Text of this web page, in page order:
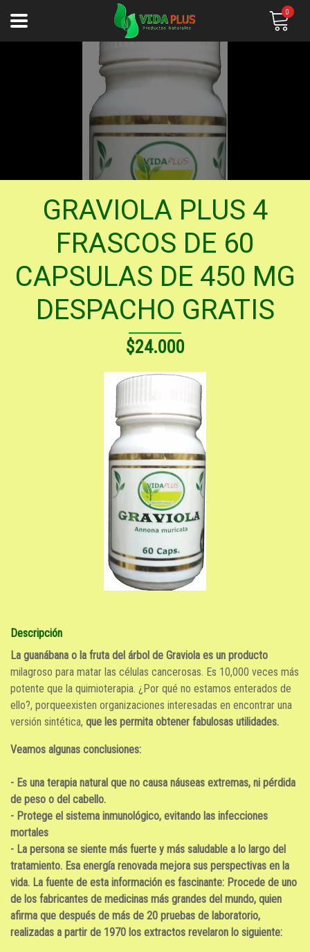
0
GRAVIOLA PLUS 4
FRASCOS DE 60
CAPSULAS DE 450 MG
DESPACHO GRATIS
$24.000
Descripción
La guanábana o la fruta del árbol de Graviola es un producto
milagroso para matar las células cancerosas. Es 10,000 veces más
potente que la quimioterapia. ¿Por qué no estamos enterados de
ello?, porqueexisten organizaciones interesadas en encontrar una
versión sintética, que les permita obtener fabulosas utilidades.
Veamos algunas conclusiones:
- Es una terapia natural que no causa náuseas extremas, ni pérdida
de peso o del cabello.
- Protege el sistema inmunológico, evitando las infecciones
mortales
- La persona se siente más fuerte y más saludable a lo largo del
tratamiento. Esa energía renovada mejora sus perspectivas en la
vida. La fuente de esta información es fascinante: Procede de uno
de los fabricantes de medicinas más grandes del mundo, quien
afirma que después de más de 20 pruebas de laboratorio,
realizadas a partir de 1970 los extractos revelaron lo siguiente: